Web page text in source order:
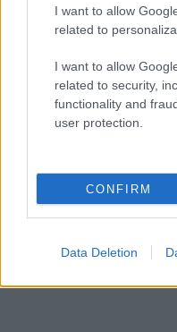
I want to allow
related to
I want to allow
related to security,
functionality and
user protection.
CONFIRM
Data Deletion
σημαινει αυτο.
πιο εκτενως και να μας
τεκμηρειωμενες προτασεις
απατσι και ρουκετες